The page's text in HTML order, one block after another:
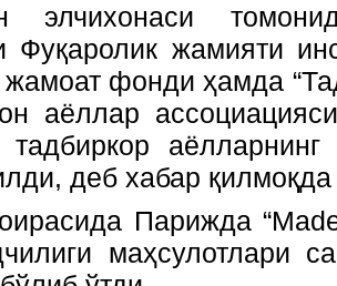
элчихонаси
Фуқаролик жамияти
жамоат фонди ҳамда
аёллар
тадбиркор
деб хабар
Парижда
маҳсулотлари